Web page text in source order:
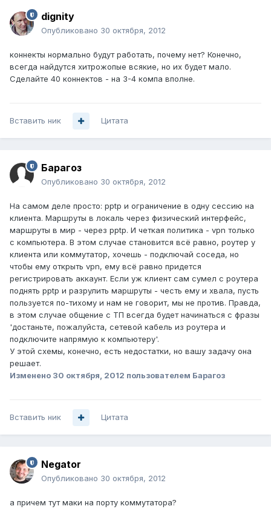
dignity
Опубликовано 30 октября, 2012
коннекты нормально будут работать, почему нет? Конечно,
всегда найдутся хитрожопые всякие, но их будет мало.
Cделайте 40 коннектов - на 3-4 компа вполне.
Вставить ник Цитата
Барагоз
Опубликовано 30 октября, 2012
На самом деле просто: pptp и ограничение в одну сессию на
клиента. Маршруты в локаль через физический интерфейс,
маршруты в мир - через pptp. И четкая политика - vpn только
с компьютера. В этом случае становится всё равно, роутер у
клиента или коммутатор, хочешь - подключай соседа, но
чтобы ему открыть vpn, ему всё равно придется
регистрировать аккаунт. Если уж клиент сам сумел с роутера
поднять pptp и разрулить маршруты - честь ему и хвала, пусть
пользуется по-тихому и нам не говорит, мы не против. Правда,
в этом случае общение с ТП всегда будет начинаться с фразы
'достаньте, пожалуйста, сетевой кабель из роутера и
подключите напрямую к компьютеру'.
У этой схемы, конечно, есть недостатки, но вашу задачу она
решает.
Изменено 30 октября, 2012 пользователем Барагоз
Вставить ник Цитата
Negator
Опубликовано 30 октября, 2012
а причем тут маки на порту коммутатора?